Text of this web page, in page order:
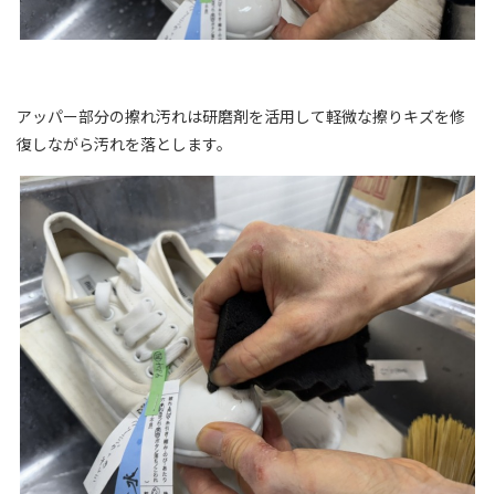
アッパー部分の擦れ汚れは研磨剤を活用して軽微な擦りキズを修
復しながら汚れを落とします。